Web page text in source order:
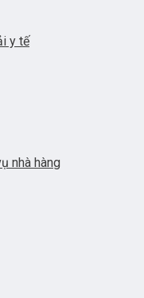
y tế
nhà hàng